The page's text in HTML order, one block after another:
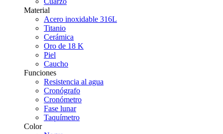
Material
Acero inoxidable 316L
Titanio
Cerámica
Oro de 18 K
Piel
Caucho
Funciones
Resistencia al agua
Cronógrafo
Cronómetro
Fase lunar
Taquímetro
Color